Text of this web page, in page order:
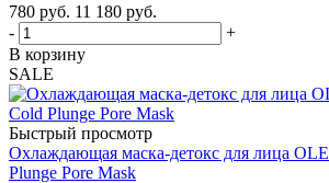
780 руб. 11 180 руб.
-
+
В корзину
SALE
Быстрый просмотр
Охлаждающая маска-детокс для лица
Plunge Pore Mask